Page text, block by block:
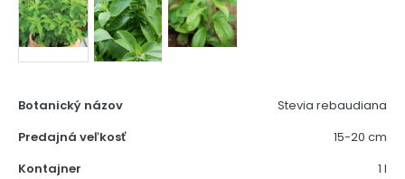
Botanický názov
Stevia rebaudiana
Predajná veľkosť
15-20 cm
Kontajner
1 l